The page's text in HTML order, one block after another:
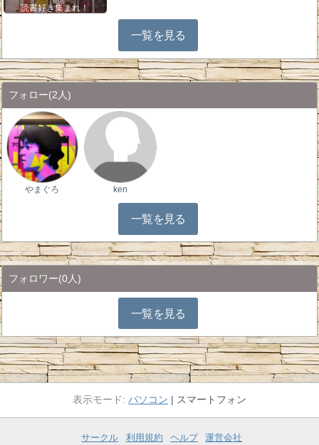
読書好き集まれ！
一覧を見る
フォロー(2人)
やまぐろ ken
一覧を見る
フォロワー(0人)
一覧を見る
パソコン スマートフォン
サークル 利用規約 ヘルプ 運営会社